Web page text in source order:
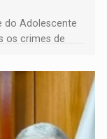
do Adolescente
os crimes de